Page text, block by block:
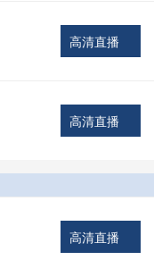
高清直播
高清直播
高清直播